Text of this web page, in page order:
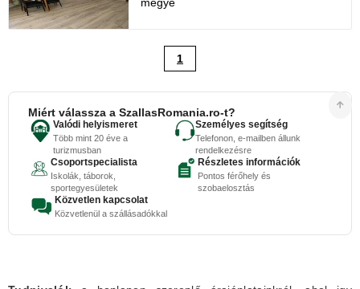
1
Miért válassza a SzallasRomania.ro-t?
Valódi helyismeret
Több mint 20 éve a
turizmusban
Személyes segítség
Telefonon, e-mailben állunk
rendelkezésre
Csoportspecialista
Iskolák, táborok,
sportegyesületek
Részletes információk
Pontos férőhely és
szobaelosztás
Közvetlen kapcsolat
Közvetlenül a szállásadókkal